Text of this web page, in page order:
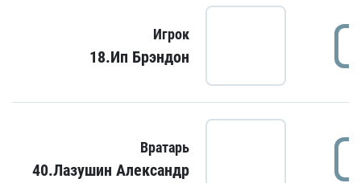
Игрок
18.Ип Брэндон
Вратарь
40.Лазушин Александр